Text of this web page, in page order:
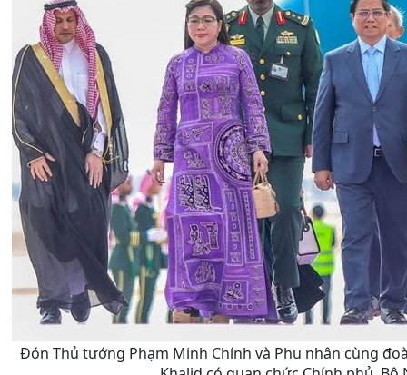
Đón Thủ tướng Phạm Minh Chính và Phu nhân cùng